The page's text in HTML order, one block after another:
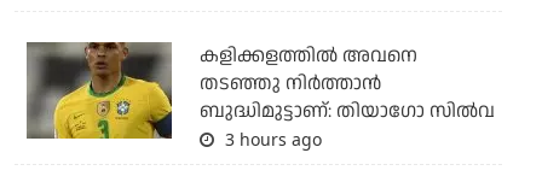
കളിക്കളത്തില്‍ അവനെ
തടഞ്ഞു നിര്‍ത്താന്‍
ബുദ്ധിമുട്ടാണ്: തിയാഗോ സില്‍വ
3 hours ago